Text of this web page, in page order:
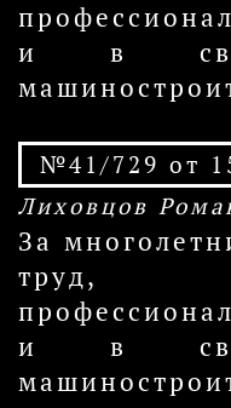
и в
№41/729 от
Лиховцов
За
труд,
и в